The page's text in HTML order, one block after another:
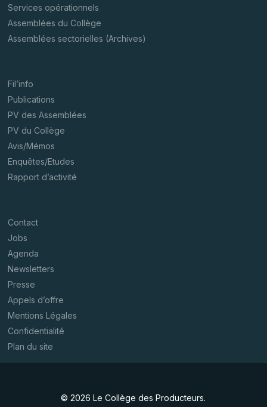
Services opérationnels
Assemblées du Collège
Assemblées sectorielles (Archives)
Fil’info
Publications
PV des Assemblées
PV du Collège
Avis/Mémos
Enquêtes/Etudes
Rapport d’activité
Contact
Jobs
Agenda
Newsletters
Presse
Appels d’offre
Mentions Légales
Confidentialité
Plan du site
© 2026 Le Collège des Producteurs.